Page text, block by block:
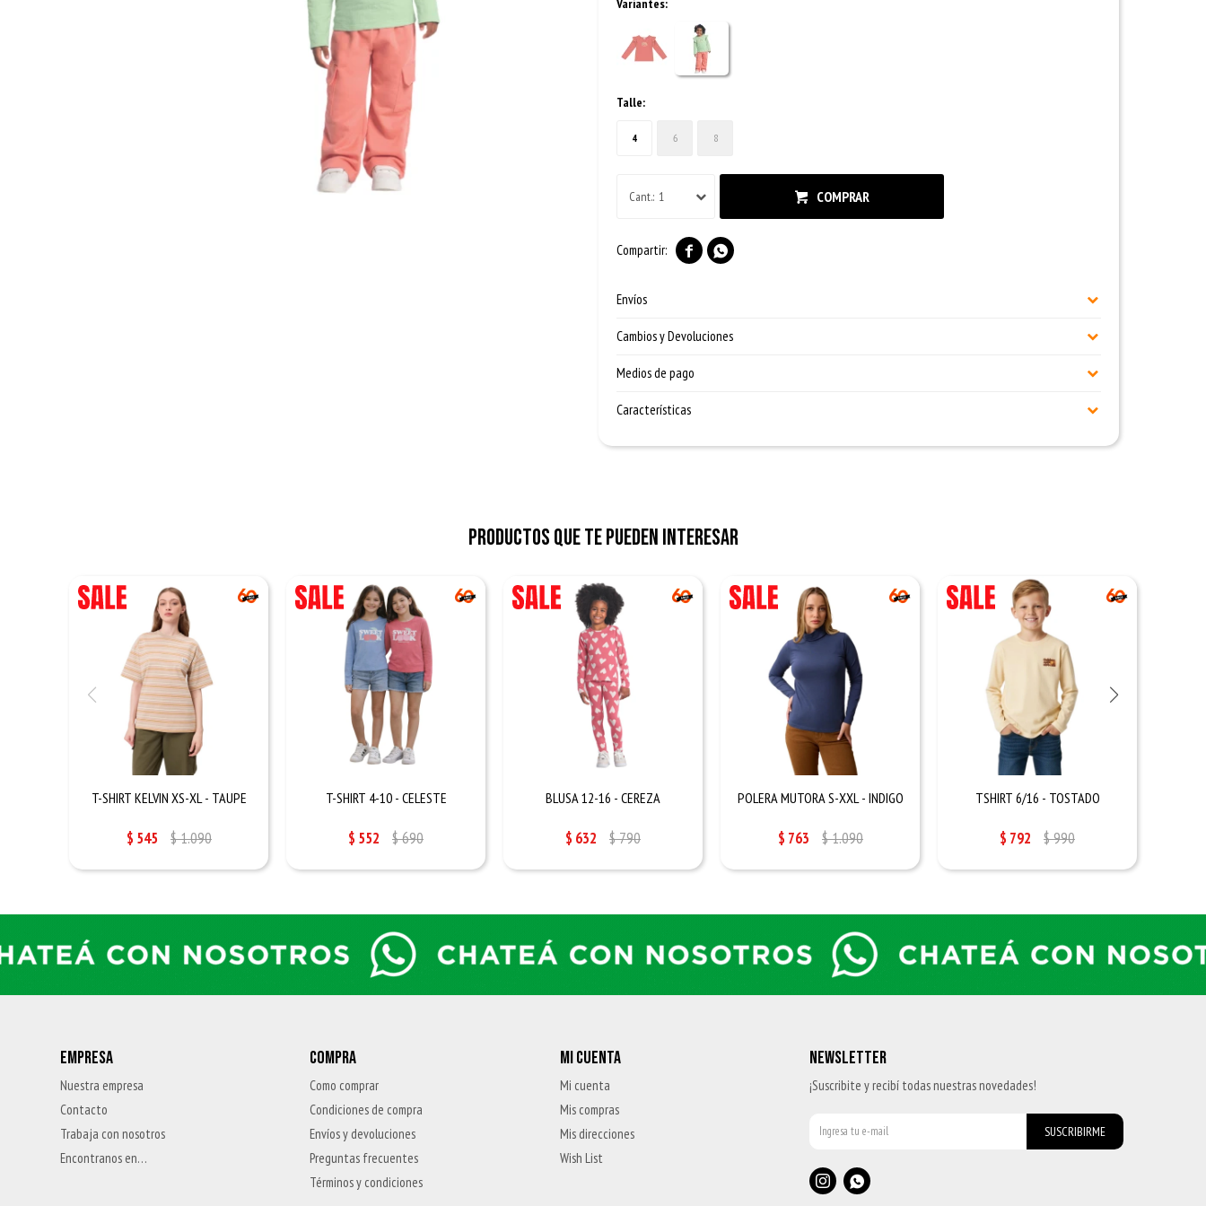
Variantes:
Talle:
4 6 8
1 COMPRAR
 
Envíos
Cambios y Devoluciones
Medios de pago
Características
Productos que te pueden interesar
T-SHIRT KELVIN XS-XL - TAUPE
$ 545 $1.090
T-SHIRT 4-10 - CELESTE
$ 552 $690
BLUSA 12-16 - CEREZA
$ 632 $790
POLERA MUTORA S-XXL - INDIGO
$ 763 $1.090
TSHIRT 6/16 - TOSTADO
$ 792 $990
EMPRESA
Nuestra empresa
Contacto
Trabaja con nosotros
Encontranos en…
COMPRA
Como comprar
Condiciones de compra
Envíos y devoluciones
Preguntas frecuentes
Términos y condiciones
MI CUENTA
Mi cuenta
Mis compras
Mis direcciones
Wish List
NEWSLETTER
¡Suscribite y recibí todas nuestras novedades!
SUSCRIBIRME
 